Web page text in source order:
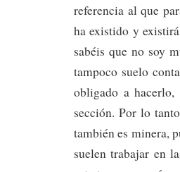
referencia al que
ha existido y
sabéis que no soy
tampoco suelo
obligado a hacerlo,
sección. Por lo
también es minera,
suelen trabajar en